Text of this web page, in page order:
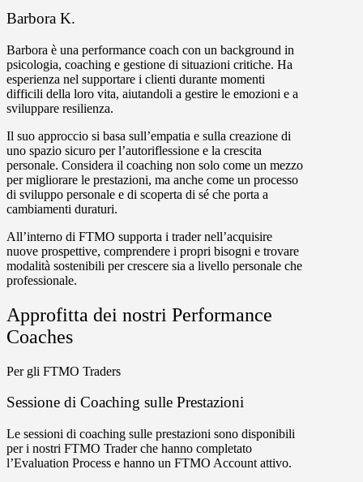
Barbora K.
Barbora è una performance coach con un background in
psicologia, coaching e gestione di situazioni critiche. Ha
esperienza nel supportare i clienti durante momenti
difficili della loro vita, aiutandoli a gestire le emozioni e a
sviluppare resilienza.
Il suo approccio si basa sull’empatia e sulla creazione di
uno spazio sicuro per l’autoriflessione e la crescita
personale. Considera il coaching non solo come un mezzo
per migliorare le prestazioni, ma anche come un processo
di sviluppo personale e di scoperta di sé che porta a
cambiamenti duraturi.
All’interno di FTMO supporta i trader nell’acquisire
nuove prospettive, comprendere i propri bisogni e trovare
modalità sostenibili per crescere sia a livello personale che
professionale.
Approfitta dei nostri Performance
Coaches
Per gli FTMO Traders
Sessione di Coaching sulle Prestazioni
Le sessioni di coaching sulle prestazioni sono disponibili
per i nostri FTMO Trader che hanno completato
l’Evaluation Process e hanno un FTMO Account attivo.